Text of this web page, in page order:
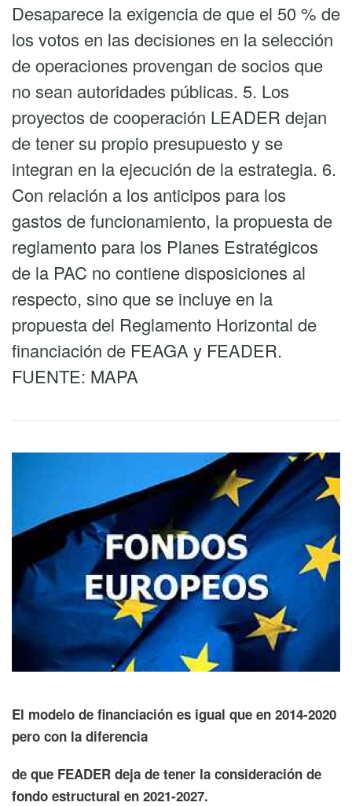
Desaparece la exigencia de que el 50 % de
los votos en las decisiones en la selección
de operaciones provengan de socios que
no sean autoridades públicas. 5. Los
proyectos de cooperación LEADER dejan
de tener su propio presupuesto y se
integran en la ejecución de la estrategia. 6.
Con relación a los anticipos para los
gastos de funcionamiento, la propuesta de
reglamento para los Planes Estratégicos
de la PAC no contiene disposiciones al
respecto, sino que se incluye en la
propuesta del Reglamento Horizontal de
financiación de FEAGA y FEADER.
FUENTE: MAPA
El modelo de financiación es igual que en 2014-2020
pero con la diferencia
de que FEADER deja de tener la consideración de
fondo estructural en 2021-2027.